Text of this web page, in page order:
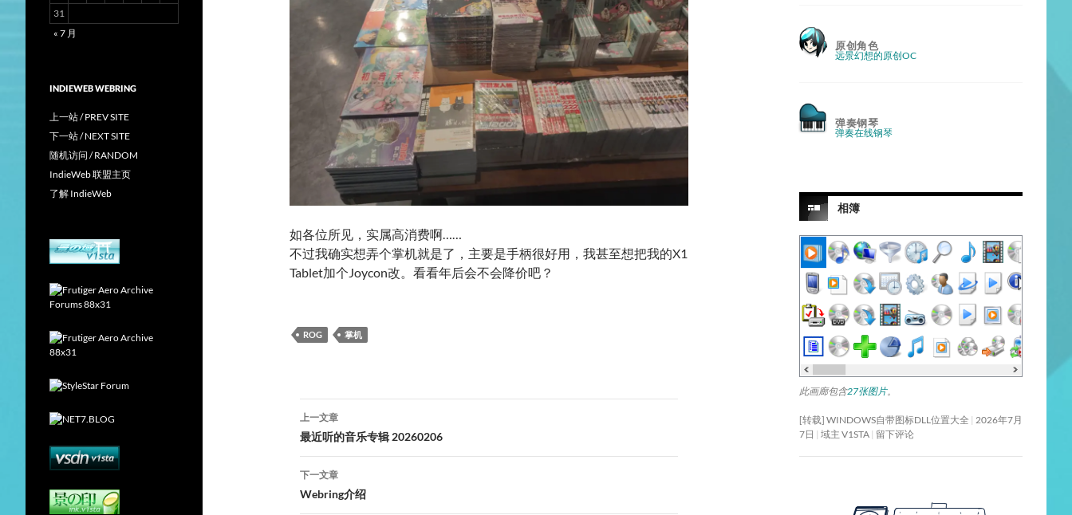
如各位所见，实属高消费啊……
不过我确实想弄个掌机就是了，主要是手柄很好用，我甚至想把我的X1
Tablet加个Joycon改。看看年后会不会降价吧？
ROG 掌机
文
章
导
航
上一文章
最近听的音乐专辑 20260206
下一文章
Webring介绍
原创角色
远景幻想的原创OC
弹奏钢琴
弹奏在线钢琴
相簿
此画廊包含27张图片。
[转载] WINDOWS自带图标DLL位置大全 2026年7月
7日
域主 V1STA 留下评论
31
« 7 月
INDIEWEB WEBRING
上一站 / PREV SITE
下一站 / NEXT SITE
随机访问 / RANDOM
IndieWeb 联盟主页
了解 IndieWeb